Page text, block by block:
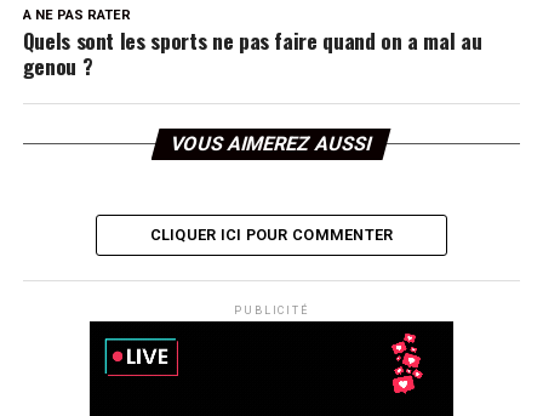
A NE PAS RATER
Quels sont les sports ne pas faire quand on a mal au
genou ?
VOUS AIMEREZ AUSSI
CLIQUER ICI POUR COMMENTER
PUBLICITÉ